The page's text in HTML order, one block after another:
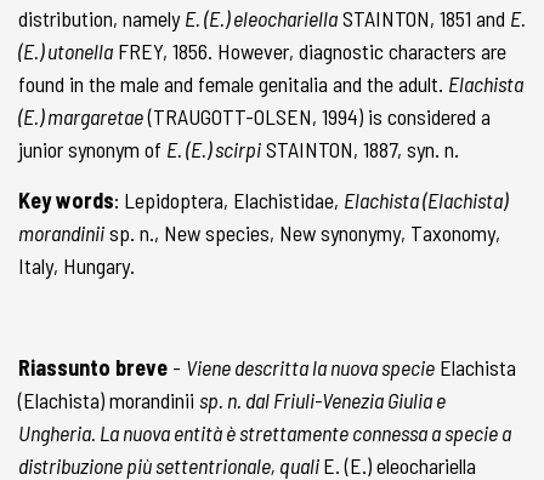
distribution, namelyE. (E.) eleochariellaSTAINTON, 1851 and E.
(E.) utonella FREY, 1856. However, diagnostic characters are
found in the male and female genitalia and the adult. Elachista
(E.) margaretae(TRAUGOTT-OLSEN, 1994) is considered a
junior synonym of E. (E.) scirpiSTAINTON, 1887, syn. n.
Key words: Lepidoptera, Elachistidae, Elachista (Elachista)
morandiniisp. n., New species, New synonymy, Taxonomy,
Italy, Hungary.
Riassunto breve - Viene descritta la nuova specie Elachista
(Elachista) morandinii sp. n. dal Friuli-Venezia Giulia e
Ungheria. La nuova entità è strettamente connessa a specie a
distribuzione più settentrionale, qualiE. (E.) eleochariella